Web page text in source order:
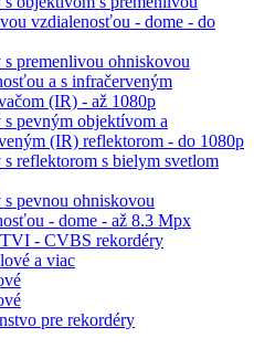
vzdialenosťou - dome - do
s premenlivou ohniskovou
a s infračerveným
(IR) - až 1080p
s pevným objektívom a
(IR) reflektorom - do 1080p
s reflektorom s bielym svetlom
pevnou ohniskovou
- dome - až 8.3 Mpx
- CVBS rekordéry
a viac
pre rekordéry